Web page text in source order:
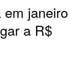
janeiro
a R$